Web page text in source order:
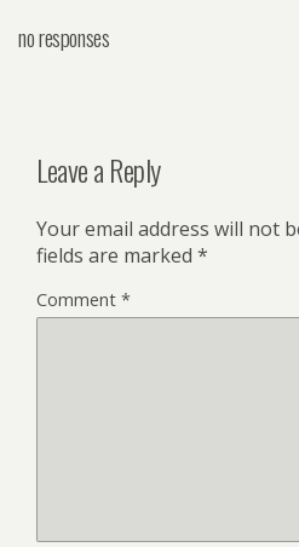
no responses
Leave a Reply
Your email address will not
fields are marked *
Comment *